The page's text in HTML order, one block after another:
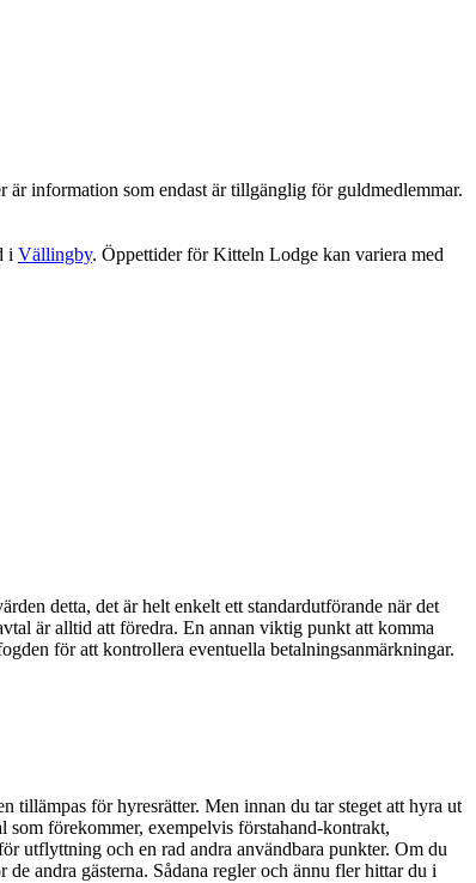
är information som endast är tillgänglig för guldmedlemmar.
i Vällingby. Öppettider för Kitteln Lodge kan variera med
detta, det är helt enkelt ett standardutförande när det
är alltid att föredra. En annan viktig punkt att komma
för att kontrollera eventuella betalningsanmärkningar.
tillämpas för hyresrätter. Men innan du tar steget att hyra ut
som förekommer, exempelvis förstahand-kontrakt,
utflyttning och en rad andra användbara punkter. Om du
andra gästerna. Sådana regler och ännu fler hittar du i